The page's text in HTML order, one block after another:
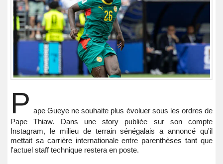
P ape Gueye ne souhaite plus évoluer sous les ordres de
Pape Thiaw. Dans une story publiée sur son compte
Instagram, le milieu de terrain sénégalais a annoncé qu'il
mettait sa carrière internationale entre parenthèses tant que
l'actuel staff technique restera en poste.